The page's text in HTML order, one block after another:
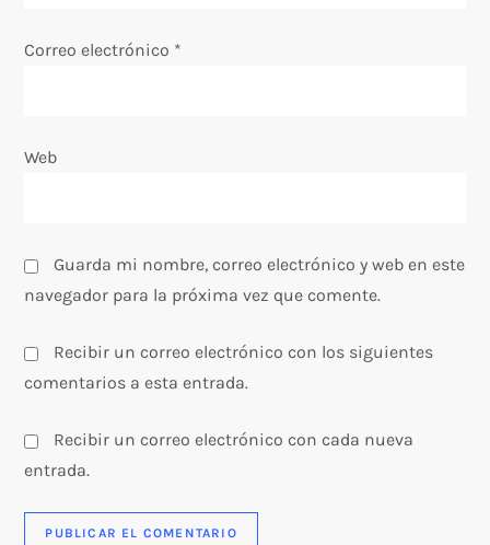
r
d
s
Correo electrónico *
Web
Guarda mi nombre, correo electrónico y web en este
navegador para la próxima vez que comente.
Recibir un correo electrónico con los siguientes
comentarios a esta entrada.
Recibir un correo electrónico con cada nueva
entrada.